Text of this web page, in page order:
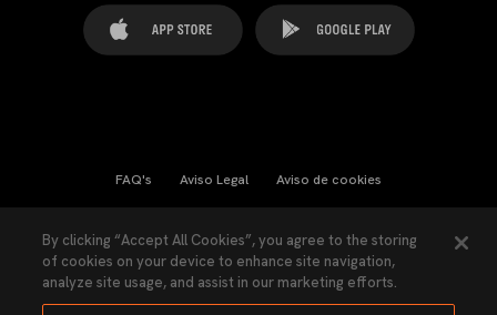
FAQ's Aviso Legal Aviso de cookies
Ley Transparencia Política de Privacidad
Accesibilidad
By clicking “Accept All Cookies”, you agree to the storing
of cookies on your device to enhance site navigation,
analyze site usage, and assist in our marketing efforts.